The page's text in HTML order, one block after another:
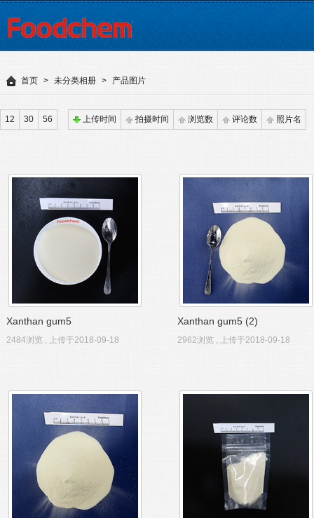
首页 > 未分类相册 > 产品图片
12 30 56 上传时间 拍摄时间 浏览数 评论数 照片名
Xanthan gum5
2484浏览 , 上传于2018-09-18
Xanthan gum5 (2)
2962浏览 , 上传于2018-09-18